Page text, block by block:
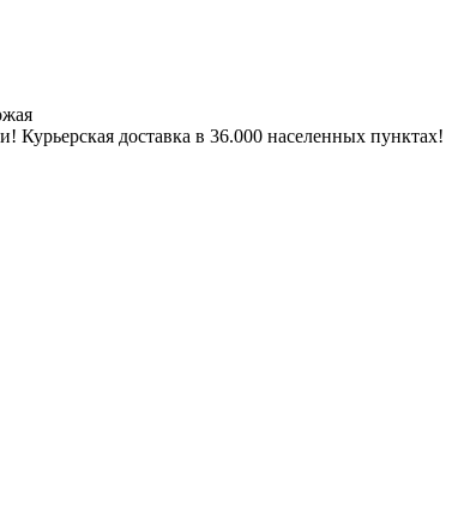
Курьерская доставка в 36.000 населенных пунктах!